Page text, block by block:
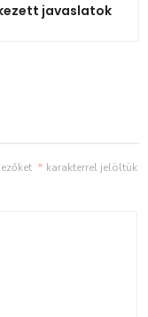
javaslatok
* karakterrel jelöltük